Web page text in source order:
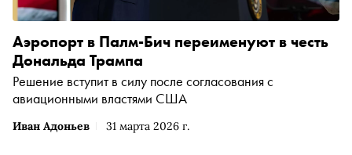
Иван Адоньев 31 марта 2026 г.
Аэропорт в Палм-Бич переименуют в честь
Дональда Трампа
Решение вступит в силу после согласования с
авиационными властями США